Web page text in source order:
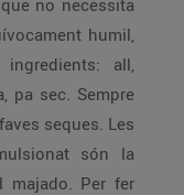
no necessita
humil,
all,
pa sec. Sempre
seques. Les
són la
majado. Per fer